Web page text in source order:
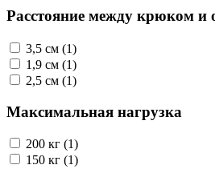
Расстояние между крюком и
3,5 см (1)
1,9 см (1)
2,5 см (1)
Максимальная нагрузка
200 кг (1)
150 кг (1)